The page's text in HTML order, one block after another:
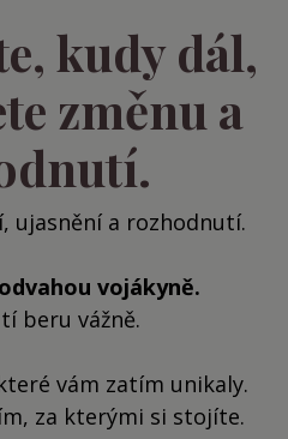
kudy dál,
změnu a
ujasnění a rozhodnutí.
vojákyně.
beru vážně.
vám zatím unikaly.
za kterými si stojíte.